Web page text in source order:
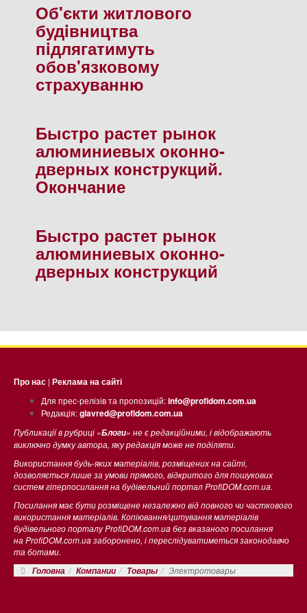
Об'єкти житлового
будiвництва
пiдлягатимуть
обов'язковому
страхуванню
Быстро растет рынок
алюминиевых оконно-
дверных конструкций.
Окончание
Быстро растет рынок
алюминиевых оконно-
дверных конструкций
Про нас | Реклама на сайті
Для прес-релізів та пропозицій:info@profidom.com.ua
Редакція:glavred@profidom.com.ua
Публикації в рубриці «Блоги» не є редакційними, і відображають
виключно думку автора, яку редакція може не поділяти.
Використання будь-яких матеріалів, розміщених на сайті,
дозволяється лише за умови прямого, відкритого для пошукових
систем гіперпосилання на будівельний портал ProfiDOM.com.ua.
Посилання має бути розміщене незалежно від повного чи часткового
використання матеріалів. Копіювання/цитування матеріалів
будівельного порталу ProfiDOM.com.ua без вказаного посилання
на ProfiDOM.com.ua заборонено, і переслідуватиметься законодавчо
та ботами.
Головна
Компании Товары Электротовары